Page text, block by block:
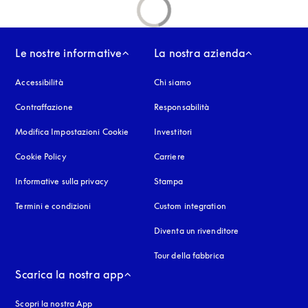
Le nostre informative
Accessibilitàsi apre in una nuova finestra
Contraffazione si apre in una nuova finestra
Modifica Impostazioni Cookie
Cookie Policysi apre in una nuova finestra
Informative sulla privacysi apre in una nuova finestra
Termini e condizioni
La nostra azienda
Chi siamo
Responsabilità
Investitori
Carriere
Stampa
Custom integration
Diventa un rivenditore
Tour della fabbrica
Scarica la nostra app
Scopri la nostra App